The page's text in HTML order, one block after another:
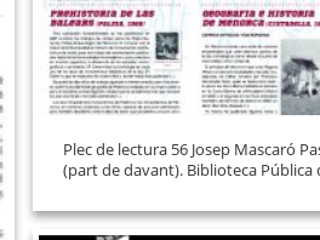
Plec de lectura 56 Josep Mascaró
(part de davant). Biblioteca Pública